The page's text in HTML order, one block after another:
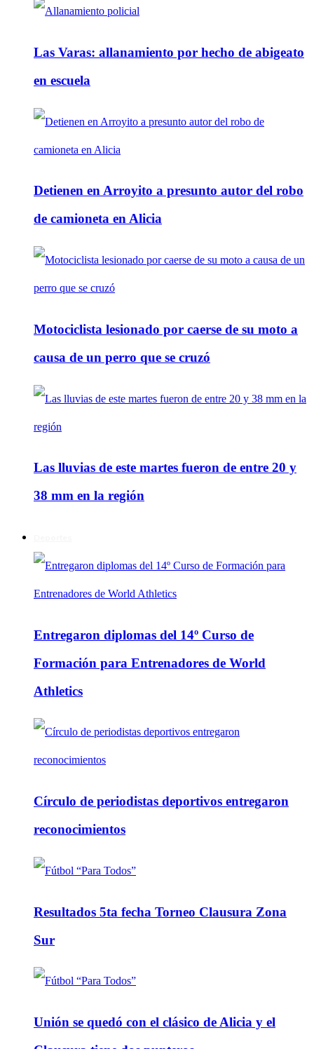
Las Varas: allanamiento por hecho de abigeato
en escuela
Detienen en Arroyito a presunto autor del robo
de camioneta en Alicia
Motociclista lesionado por caerse de su moto a
causa de un perro que se cruzó
Las lluvias de este martes fueron de entre 20 y
38 mm en la región
Entregaron diplomas del 14º Curso de
Formación para Entrenadores de World
Athletics
Círculo de periodistas deportivos entregaron
reconocimientos
Resultados 5ta fecha Torneo Clausura Zona
Sur
Unión se quedó con el clásico de Alicia y el